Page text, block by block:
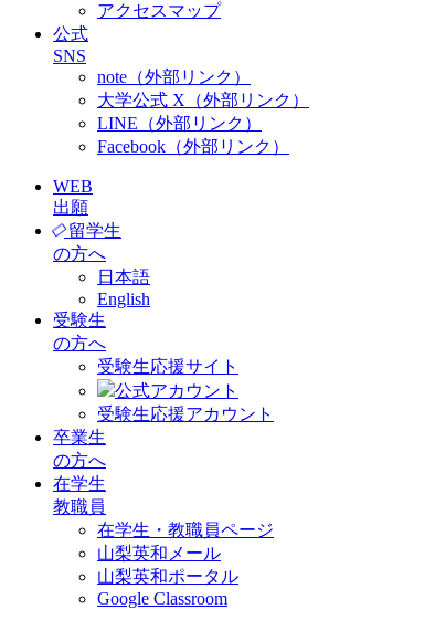
アクセスマップ
公式
SNS
note（外部リンク）
大学公式 X（外部リンク）
LINE（外部リンク）
Facebook（外部リンク）
WEB
出願
留学生
の方へ
日本語
English
受験生
の方へ
受験生応援サイト
公式アカウント
受験生応援アカウント
卒業生
の方へ
在学生
教職員
在学生・教職員ページ
山梨英和メール
山梨英和ポータル
Google Classroom